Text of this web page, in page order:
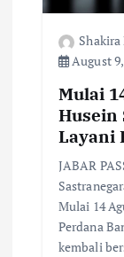
August
Mulai
Husein
Layani
JABAR
Mulai 14
Perdana
kembali